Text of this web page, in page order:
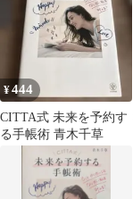
¥444
CITTA式 未来を予約す
る手帳術 青木千草